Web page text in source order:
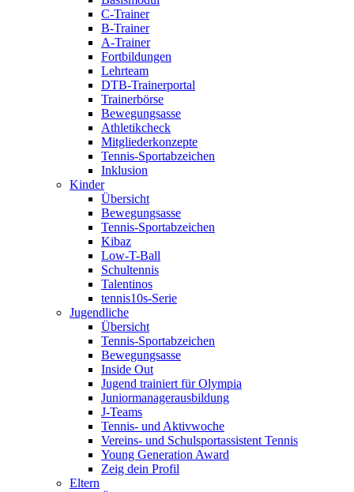
C-Trainer
B-Trainer
A-Trainer
Fortbildungen
Lehrteam
DTB-Trainerportal
Trainerbörse
Bewegungsasse
Athletikcheck
Mitgliederkonzepte
Tennis-Sportabzeichen
Inklusion
Kinder
Übersicht
Bewegungsasse
Tennis-Sportabzeichen
Kibaz
Low-T-Ball
Schultennis
Talentinos
tennis10s-Serie
Jugendliche
Übersicht
Tennis-Sportabzeichen
Bewegungsasse
Inside Out
Jugend trainiert für Olympia
Juniormanagerausbildung
J-Teams
Tennis- und Aktivwoche
Vereins- und Schulsportassistent Tennis
Young Generation Award
Zeig dein Profil
Eltern